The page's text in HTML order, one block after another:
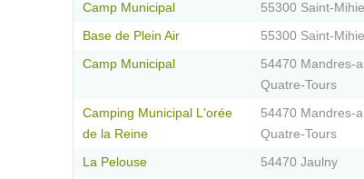
Camp Municipal 55300 Saint-
Base de Plein Air 55300 Saint-
Camp Municipal
54470 Mandres-
Quatre-Tours
Camping Municipal L'orée
de la Reine
54470 Mandres-
Quatre-Tours
La Pelouse 54470 Jaulny